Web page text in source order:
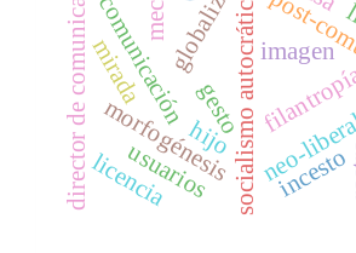
socialismo autocráticopost-
neo-
morfogénesis
comunicación
director de comunicación imagen
gesto
mirada
usuarios
licencia
hijo
incesto